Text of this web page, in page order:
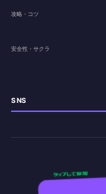
攻略・コツ
安全性・サクラ
SNS